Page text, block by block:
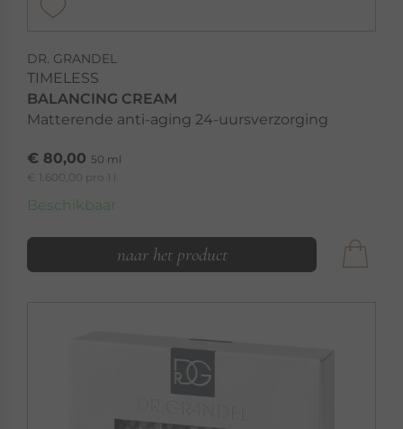
DR. GRANDEL
TIMELESS
BALANCING CREAM
Matterende anti-aging 24-uursverzorging
€ 80,00 50 ml
€ 1.600,00 pro 1 l
Beschikbaar
naar het product